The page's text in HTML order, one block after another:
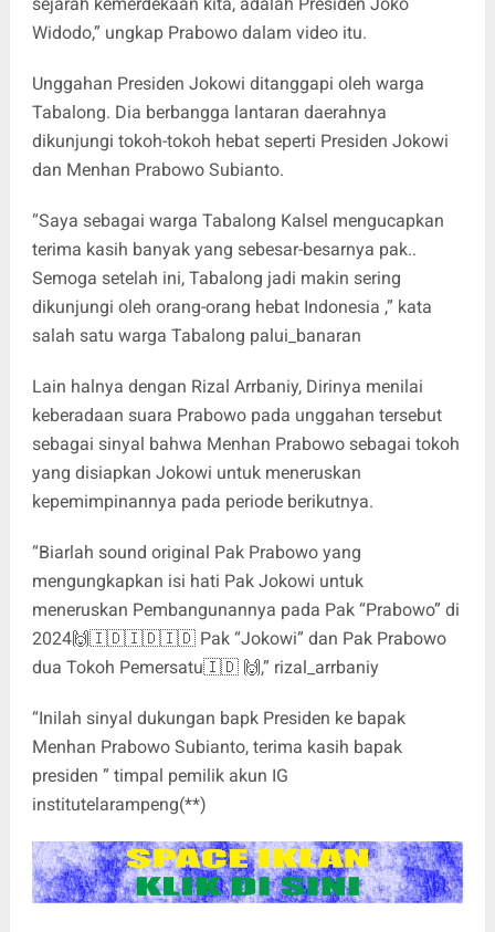
Widodo,” ungkap Prabowo dalam video itu.
Unggahan Presiden Jokowi ditanggapi oleh warga
Tabalong. Dia berbangga lantaran daerahnya
dikunjungi tokoh-tokoh hebat seperti Presiden Jokowi
dan Menhan Prabowo Subianto.
“Saya sebagai warga Tabalong Kalsel mengucapkan
terima kasih banyak yang sebesar-besarnya pak..
Semoga setelah ini, Tabalong jadi makin sering
dikunjungi oleh orang-orang hebat Indonesia ,” kata
salah satu warga Tabalong palui_banaran
Lain halnya dengan Rizal Arrbaniy, Dirinya menilai
keberadaan suara Prabowo pada unggahan tersebut
sebagai sinyal bahwa Menhan Prabowo sebagai tokoh
yang disiapkan Jokowi untuk meneruskan
kepemimpinannya pada periode berikutnya.
“Biarlah sound original Pak Prabowo yang
mengungkapkan isi hati Pak Jokowi untuk
meneruskan Pembangunannya pada Pak “Prabowo” di
2024🙌🇮🇩🇮🇩🇮🇩 Pak “Jokowi” dan Pak Prabowo
dua Tokoh Pemersatu🇮🇩 🙌,” rizal_arrbaniy
“Inilah sinyal dukungan bapk Presiden ke bapak
Menhan Prabowo Subianto, terima kasih bapak
presiden ” timpal pemilik akun IG
institutelarampeng(**)